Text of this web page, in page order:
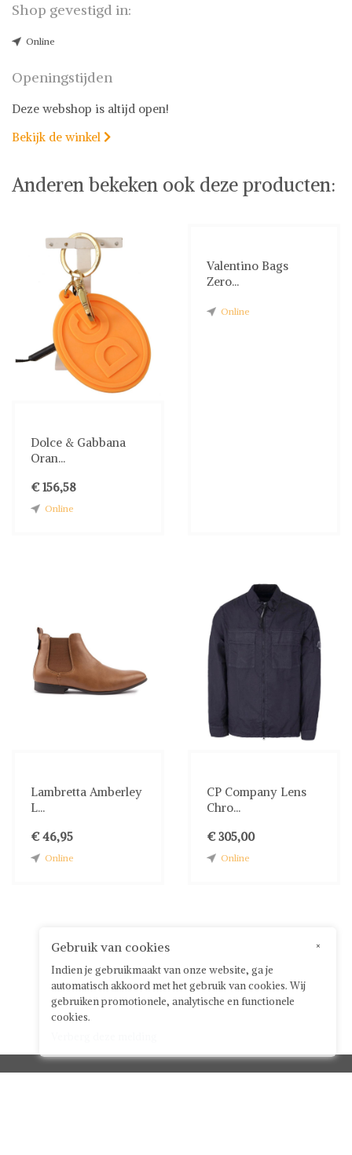
Shop gevestigd in:
Online
Openingstijden
Deze webshop is altijd open!
Bekijk de winkel 
Anderen bekeken ook deze producten:
Dolce & Gabbana
Oran...
€ 156,58
Online
Valentino Bags
Zero...
Online
Lambretta Amberley
L...
€ 46,95
Online
CP Company Lens
Chro...
€ 305,00
Online
×
Gebruik van cookies
Indien je gebruikmaakt van onze website, ga je
automatisch akkoord met het gebruik van cookies. Wij
gebruiken promotionele, analytische en functionele
cookies.